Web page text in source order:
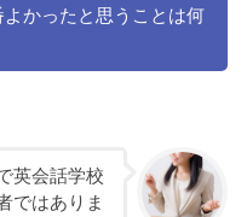
かったと思うことは何
英会話学校
ではありま